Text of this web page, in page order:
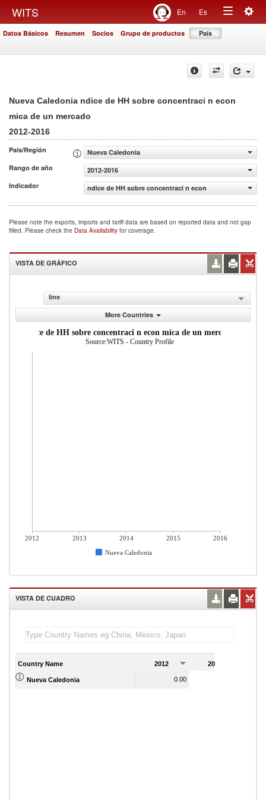
WITS En Es
Toggle
Datos Básicos Resumen Socios Grupo de productos País
Nueva Caledonia ndice de HH sobre concentraci n econ
mica de un mercado
2012-2016
País/Región
Nueva Caledonia
Rango de año
2012-2016
Indicador
ndice de HH sobre concentraci n econ mica de un
Please note the exports, imports and tariff data are based on reported data and not gap
filled. Please check the Data Availability for coverage.
VISTA DE GRÁFICO
line
More Countries
ndice de HH sobre concentraci n econ mica de un mercado
Source:WITS - Country Profile
2012 2013 2014 2015
2016
Nueva Caledonia
VISTA DE CUADRO
Country Name 2012 2013
Nueva Caledonia 0.00